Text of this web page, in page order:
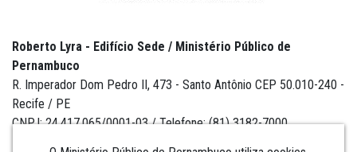
Roberto Lyra - Edifício Sede / Ministério Público de
Pernambuco
R. Imperador Dom Pedro II, 473 - Santo Antônio CEP 50.010-240 -
Recife / PE
CNPJ: 24.417.065/0001-03 / Telefone: (81) 3182-7000